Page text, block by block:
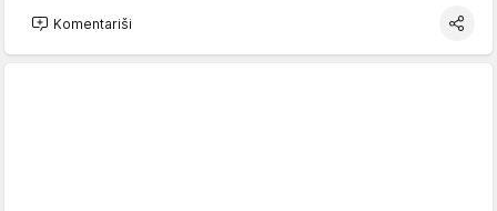
Komentariši